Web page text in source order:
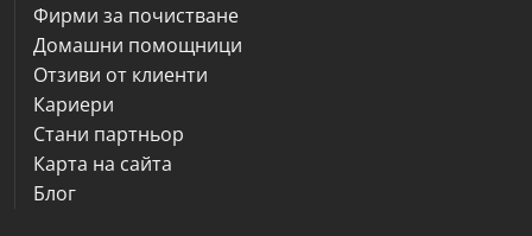
Фирми за почистване
Домашни помощници
Отзиви от клиенти
Кариери
Стани партньор
Карта на сайта
Блог